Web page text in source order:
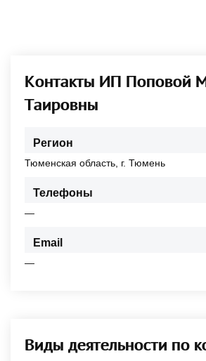
Контакты ИП Поповой
Таировны
Регион
Тюменская область, г. Тюмень
Телефоны
—
Email
—
Виды деятельности по